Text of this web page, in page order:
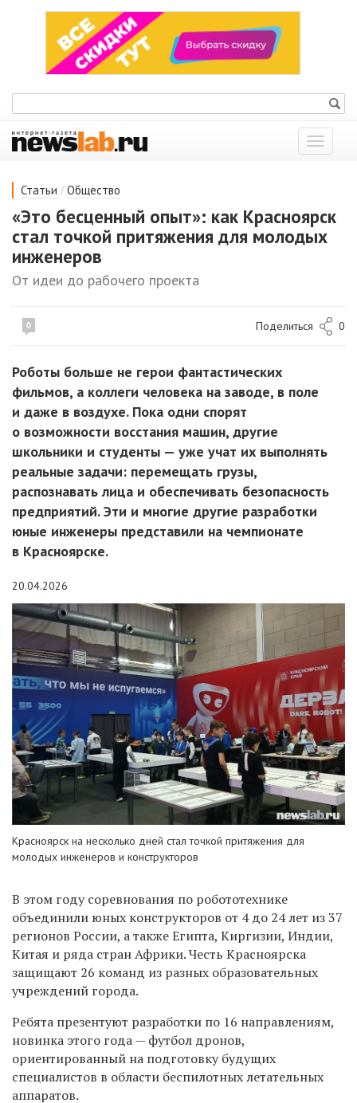
Показать
меню
Статьи / Общество
«Это бесценный опыт»: как Красноярск
стал точкой притяжения для молодых
инженеров
От идеи до рабочего проекта
0 Поделиться 0
Роботы больше не герои фантастических
фильмов, а коллеги человека на заводе, в поле
и даже в воздухе. Пока одни спорят
о возможности восстания машин, другие
школьники и студенты — уже учат их выполнять
реальные задачи: перемещать грузы,
распознавать лица и обеспечивать безопасность
предприятий. Эти и многие другие разработки
юные инженеры представили на чемпионате
в Красноярске.
20.04.2026
Красноярск на несколько дней стал точкой притяжения для
молодых инженеров и конструкторов
В этом году соревнования по робототехнике
объединили юных конструкторов от 4 до 24 лет из 37
регионов России, а также Египта, Киргизии, Индии,
Китая и ряда стран Африки. Честь Красноярска
защищают 26 команд из разных образовательных
учреждений города.
Ребята презентуют разработки по 16 направлениям,
новинка этого года — футбол дронов,
ориентированный на подготовку будущих
специалистов в области беспилотных летательных
аппаратов.